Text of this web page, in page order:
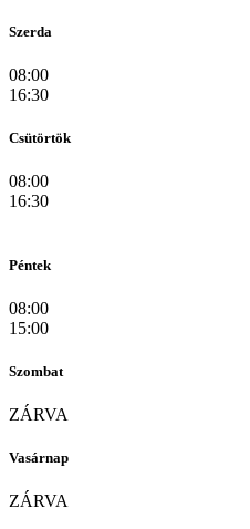
Szerda
08:00
16:30
Csütörtök
08:00
16:30
Péntek
08:00
15:00
Szombat
ZÁRVA
Vasárnap
ZÁRVA